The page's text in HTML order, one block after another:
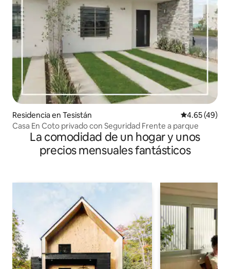
Residencia en Tesistán Calificación
4.65 (49)
Casa En Coto privado con Seguridad Frente a parque
La comodidad de un hogar y unos
precios mensuales fantásticos